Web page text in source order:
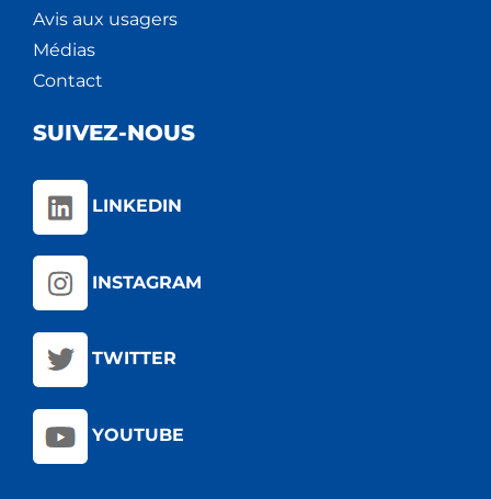
Avis aux usagers
Médias
Contact
SUIVEZ-NOUS
LINKEDIN
INSTAGRAM
TWITTER
YOUTUBE